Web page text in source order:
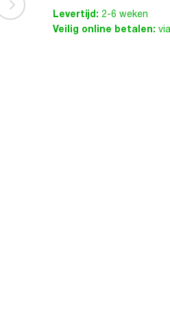
Levertijd: 2-6 weken
Veilig online betalen: